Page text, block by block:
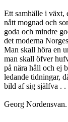
Ett samhälle i växt,
nått mognad och
goda och mindre
det moderna
Man skall höra en
man skall öfver
på nära håll och ej
ledande tidningar,
bild af sig själfva . .
Georg Nordensvan.